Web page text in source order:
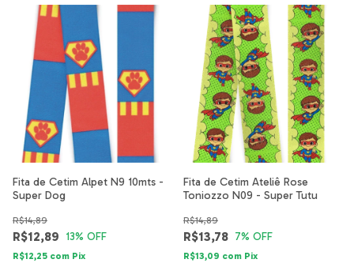
Fita de Cetim Alpet N9 10mts -
Super Dog
R$12,89
R$14,89
13% OFF
R$12,25 com Pix
Fita de Cetim Ateliê Rose
Toniozzo N09 - Super Tutu
R$13,78
R$14,89
7% OFF
R$13,09 com Pix